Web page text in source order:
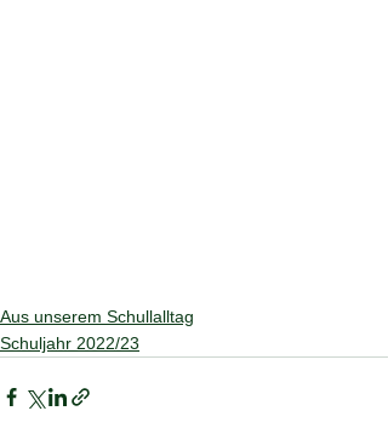
Aus unserem Schullalltag
Schuljahr 2022/23